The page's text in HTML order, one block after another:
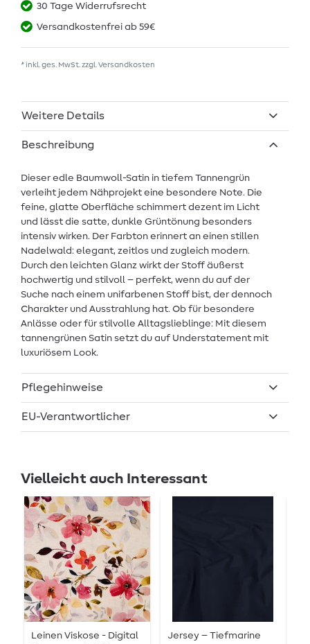
30 Tage Widerrufsrecht
Versandkostenfrei ab 59€
* inkl. ges. MwSt. zzgl. Versandkosten
Weitere Details
Beschreibung
Dieser edle Baumwoll-Satin in tiefem Tannengrün
verleiht jedem Nähprojekt eine besondere Note. Die
feine, glatte Oberfläche schimmert dezent im Licht
und lässt die satte, dunkle Grüntönung besonders
intensiv wirken. Der Farbton erinnert an einen stillen
Nadelwald: elegant, zeitlos und zugleich modern.
Durch den leichten Glanz wirkt der Stoff äußerst
hochwertig und stilvoll – perfekt, wenn du auf der
Suche nach einem unifarbenen Stoff bist, der dennoch
Charakter und Ausstrahlung hat. Ob für besondere
Anlässe oder für stilvolle Alltagslieblinge: Mit diesem
tannengrünen Satin setzt du auf Understatement mit
luxuriösem Look.
Pflegehinweise
EU-Verantwortlicher
Vielleicht auch Interessant
Leinen Viskose - Digital
Jersey – Tiefmarine